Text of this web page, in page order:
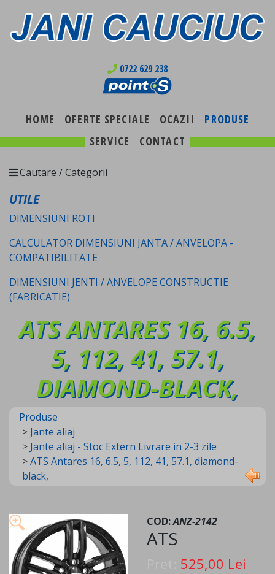
0722 629 238
HOME OFERTE SPECIALE OCAZII
PRODUSE
SERVICE
CONTACT
Cautare / Categorii
UTILE
DIMENSIUNI ROTI
CALCULATOR DIMENSIUNI JANTA / ANVELOPA -
COMPATIBILITATE
DIMENSIUNI JENTI / ANVELOPE CONSTRUCTIE
(FABRICATIE)
ATS ANTARES 16, 6.5,
5, 112, 41, 57.1,
DIAMOND-BLACK,
Produse
> Jante aliaj
> Jante aliaj - Stoc Extern Livrare in 2-3 zile
>ATS Antares 16, 6.5, 5, 112, 41, 57.1, diamond-
black,
COD:ANZ-2142
ATS
525,00 Lei